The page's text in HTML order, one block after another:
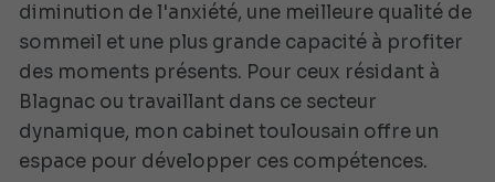
diminution de l'anxiété, une meilleure qualité de
sommeil et une plus grande capacité à profiter
des moments présents. Pour ceux résidant à
Blagnac ou travaillant dans ce secteur
dynamique, mon cabinet toulousain offre un
espace pour développer ces compétences.